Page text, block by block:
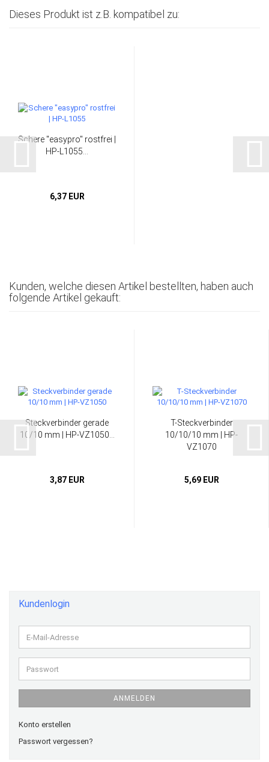
Dieses Produkt ist z.B. kompatibel zu:
Schere "easypro" rostfrei |
HP-L1055...
6,37 EUR
Kunden, welche diesen Artikel bestellten, haben auch
folgende Artikel gekauft:
Steckverbinder gerade
10/10 mm | HP-VZ1050...
3,87 EUR
T-Steckverbinder
10/10/10 mm | HP-
VZ1070
5,69 EUR
Kundenlogin
E-
Mail-
Adresse
Passwort
ANMELDEN
Konto erstellen
Passwort vergessen?